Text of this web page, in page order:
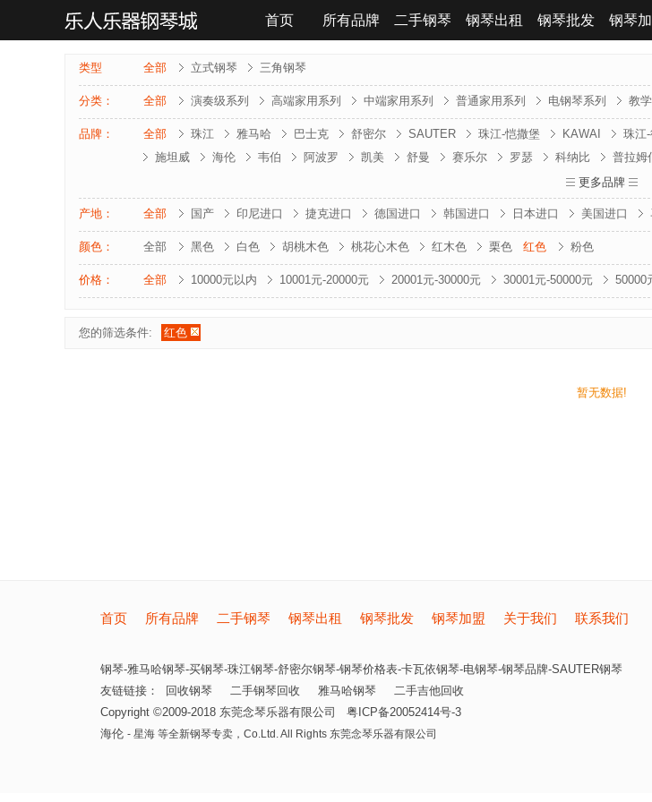
首页 所有品牌 二手钢琴 钢琴出租 钢琴批发 钢琴
联系我们
类型 全部 立式钢琴 三角钢琴
分类： 全部 演奏级系列 高端家用系列 中端家用系列 普通家用系列 电钢琴系列 教
品牌： 全部 珠江 雅马哈 巴士克 舒密尔 SAUTER 珠江-恺撒堡 KAWAI 珠江
施坦威
海伦 韦伯 阿波罗 凯美 舒曼 赛乐尔 罗瑟 科纳比 普拉姆
波士顿 卡利西亚
更多品牌
产地： 全部 国产 印尼进口 捷克进口 德国进口 韩国进口 日本进口 美国进口
颜色： 全部 黑色 白色 胡桃木色 桃花心木色 红木色 栗色 红色 粉色
价格： 全部 10000元以内 10001元-20000元 20001元-30000元 30001元-50000元 50000
您的筛选条件: 红色
暂无数据!
首页 所有品牌 二手钢琴 钢琴出租 钢琴批发 钢琴加盟 关于我们 联系我们
钢琴-雅马哈钢琴-买钢琴-珠江钢琴-舒密尔钢琴-钢琴价格表-卡瓦依钢琴-电钢琴-钢琴品牌-SAUTER钢琴
友链链接：
回收钢琴 二手钢琴回收 雅马哈钢琴
二手吉他回收
Copyright ©2009-2018 东莞念琴乐器有限公司
粤ICP备20052414号-3
海伦 - 星海 等全新钢琴专卖， Co.Ltd. All Rights 东莞念琴乐器有限公司